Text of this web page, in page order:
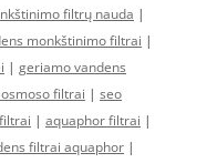
filtrų nauda |
monkštinimo filtrai |
| geriamo vandens
filtrai | seo
| aquaphor filtrai |
filtrai aquaphor |